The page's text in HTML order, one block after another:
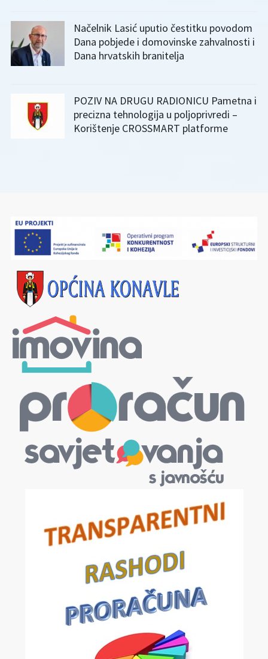
Načelnik Lasić uputio čestitku povodom
Dana pobjede i domovinske zahvalnosti i
Dana hrvatskih branitelja
POZIV NA DRUGU RADIONICU Pametna i
precizna tehnologija u poljoprivredi –
Korištenje CROSSMART platforme